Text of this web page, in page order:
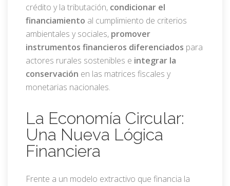
crédito y la tributación, condicionar el
financiamiento al cumplimiento de criterios
ambientales y sociales, promover
instrumentos financieros diferenciados para
actores rurales sostenibles e integrar la
conservación en las matrices fiscales y
monetarias nacionales.
La Economía Circular:
Una Nueva Lógica
Financiera
Frente a un modelo extractivo que financia la